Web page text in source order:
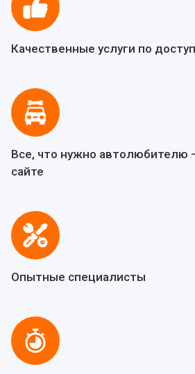
Качественные услуги по
Все, что нужно автолюбителю
сайте
Опытные специалисты